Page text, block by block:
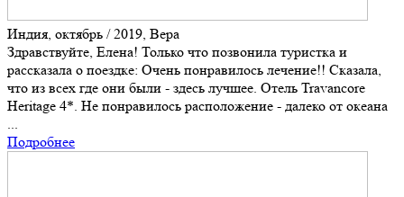
Индия, октябрь / 2019, Вера
Здравствуйте, Елена! Только что позвонила туристка и
рассказала о поездке: Очень понравилось лечение!! Сказала,
что из всех где они были - здесь лучшее. Отель Travancore
Heritage 4*. Не понравилось расположение - далеко от океана
Подробнее